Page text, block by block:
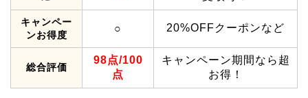
キャンペー
ンお得度
○ 20%OFFクーポンなど
総合評価
98点/100
点
キャンペーン期間なら超
お得！